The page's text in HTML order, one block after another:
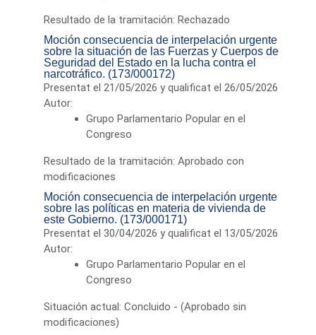
Resultado de la tramitación: Rechazado
Moción consecuencia de interpelación urgente
sobre la situación de las Fuerzas y Cuerpos de
Seguridad del Estado en la lucha contra el
narcotráfico. (173/000172)
Presentat el 21/05/2026 y qualificat el 26/05/2026
Autor:
Grupo Parlamentario Popular en el
Congreso
Resultado de la tramitación: Aprobado con
modificaciones
Moción consecuencia de interpelación urgente
sobre las políticas en materia de vivienda de
este Gobierno. (173/000171)
Presentat el 30/04/2026 y qualificat el 13/05/2026
Autor:
Grupo Parlamentario Popular en el
Congreso
Situación actual: Concluido - (Aprobado sin
modificaciones)